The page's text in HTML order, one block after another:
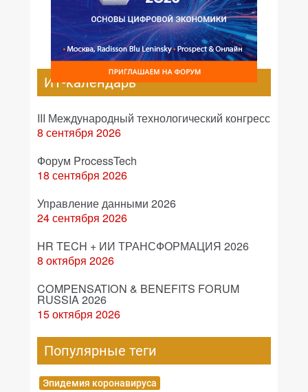
ИТ-календарь
III Международный технологический конгресс
8 сентября 2026
Форум ProcessTech
18 сентября 2026
Управление данными 2026
24 сентября 2026
HR TECH + ИИ ТРАНСФОРМАЦИЯ 2026
8 октября 2026
COMPENSATION & BENEFITS FORUM
RUSSIA 2026
15 октября 2026
Популярные теги
Эпидемия коронавируса